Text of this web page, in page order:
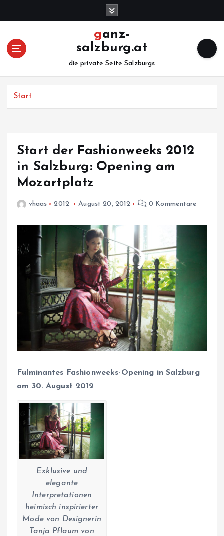
ganz-
salzburg.at
die private Seite Salzburgs
Start
Start der Fashionweeks 2012
in Salzburg: Opening am
Mozartplatz
vhaas 2012 August 20, 2012 0 Kommentare
Fulminantes Fashionweeks-Opening in Salzburg
am 30. August 2012
Exklusive und
elegante
Interpretationen
heimisch inspirierter
Mode von Designerin
Tanja Pflaum von